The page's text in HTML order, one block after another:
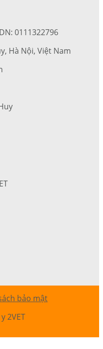
0111322796
Hà Nội, Việt Nam
bảo mật
2VET